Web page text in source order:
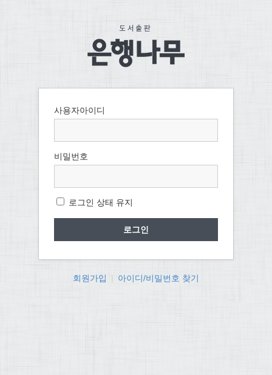
사용자아이디
비밀번호
로그인 상태 유지
회원가입 아이디/비밀번호 찾기